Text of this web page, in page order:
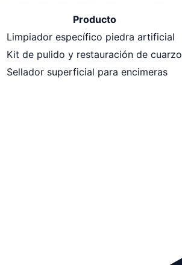
Producto
Limpiador específico piedra artificial
Kit de pulido y restauración de cuarzo
Sellador superficial para encimeras